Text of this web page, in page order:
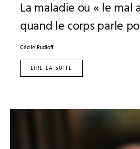
La maladie ou « le mal
quand le corps parle
Cécile Rudloff
LIRE LA SUITE